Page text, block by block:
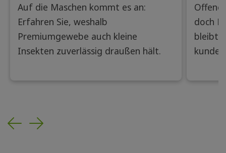
Premiumgewebe den
Unterschied machen
Auf die Maschen kommt es an:
Erfahren Sie, weshalb
Premiumgewebe auch kleine
Insekten zuverlässig draußen hält.
Offene
doch
bleibt
Previous
Next